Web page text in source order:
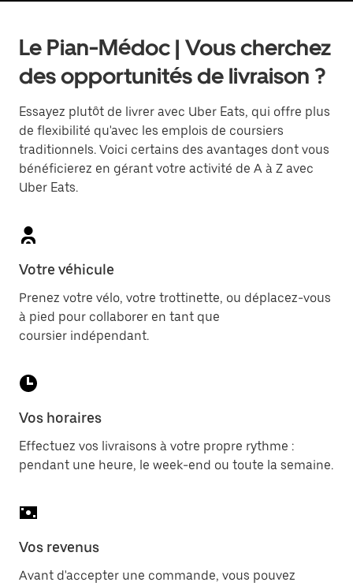
Le Pian-Médoc | Vous cherchez
des opportunités de livraison ?
Essayez plutôt de livrer avec Uber Eats, qui offre plus
de flexibilité qu'avec les emplois de coursiers
traditionnels. Voici certains des avantages dont vous
bénéficierez en gérant votre activité de A à Z avec
Uber Eats.
Votre véhicule
Prenez votre vélo, votre trottinette, ou déplacez-vous
à pied pour collaborer en tant que
coursier indépendant.
Vos horaires
Effectuez vos livraisons à votre propre rythme :
pendant une heure, le week-end ou toute la semaine.
Vos revenus
Avant d'accepter une commande, vous pouvez